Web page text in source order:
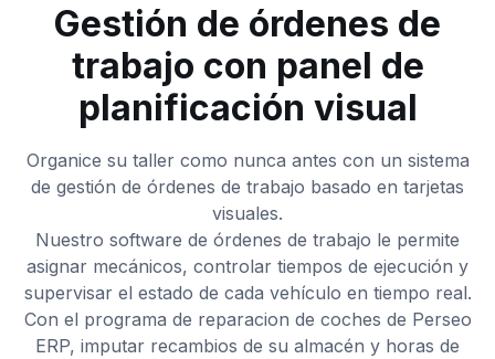
Gestión de órdenes de
trabajo con panel de
planificación visual
Organice su taller como nunca antes con un sistema
de gestión de órdenes de trabajo basado en tarjetas
visuales.
Nuestro software de órdenes de trabajo le permite
asignar mecánicos, controlar tiempos de ejecución y
supervisar el estado de cada vehículo en tiempo real.
Con el programa de reparacion de coches de Perseo
ERP, imputar recambios de su almacén y horas de